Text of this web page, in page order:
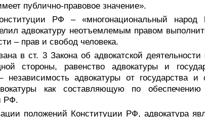
публично-правовое значение».
РФ – «многонациональный народ
адвокатуру неотъемлемым правом
– прав и свобод человека.
в ст. 3 Закона об адвокатской деятельности
стороны, равенство адвокатуры и
адвокатуры от государства и
как составляющую по
РФ.
положений Конституции РФ, адвокатура